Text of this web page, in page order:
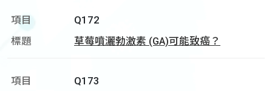
Q172
草莓噴灑勃激素 (GA)可能致癌？
Q173